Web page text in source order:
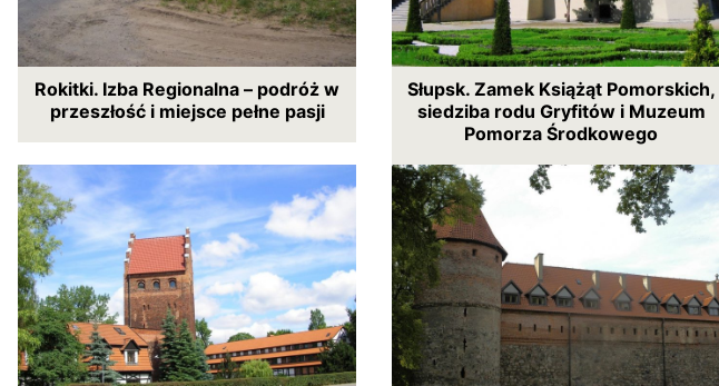
Rokitki. Izba Regionalna – podróż w
przeszłość i miejsce pełne pasji
Słupsk. Zamek Książąt Pomorskich,
siedziba rodu Gryfitów i Muzeum
Pomorza Środkowego